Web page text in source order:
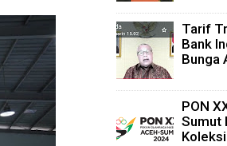
Tarif
Bank
Bunga
PON
Sumut